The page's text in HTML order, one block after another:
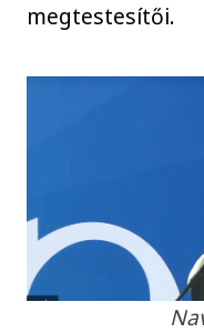
megtestesítői.